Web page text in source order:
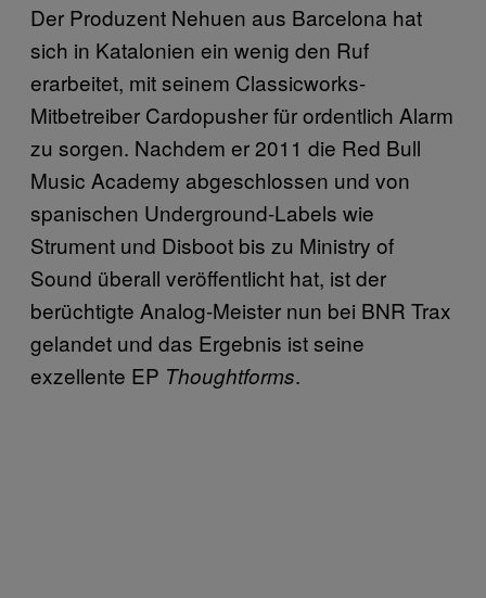
Der Produzent Nehuen aus Barcelona hat
sich in Katalonien ein wenig den Ruf
erarbeitet, mit seinem Classicworks-
Mitbetreiber Cardopusher für ordentlich Alarm
zu sorgen. Nachdem er 2011 die Red Bull
Music Academy abgeschlossen und von
spanischen Underground-Labels wie
Strument und Disboot bis zu Ministry of
Sound überall veröffentlicht hat, ist der
berüchtigte Analog-Meister nun bei BNR Trax
gelandet und das Ergebnis ist seine
exzellente EP Thoughtforms.